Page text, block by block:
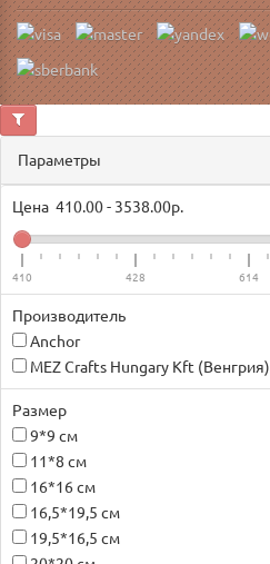
Параметры
Цена 410.00- 3538.00р.
410 428 614
Производитель
Anchor
MEZ Crafts Hungary Kft (Венгрия)
Размер
9*9 см
11*8 см
16*16 см
16,5*19,5 см
19,5*16,5 см